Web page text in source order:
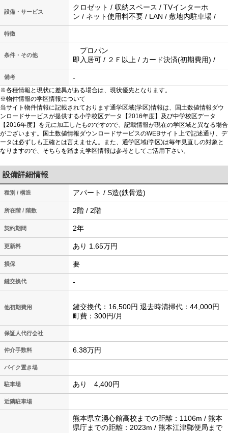
設備・サービス
クロゼット / 収納スペース / TVインターホ
ン / ネット使用料不要 / LAN / 敷地内駐車場 /
特徴
条件・その他
プロパン
即入居可 / ２Ｆ以上 / カード決済(初期費用) /
備考 -
※各種情報と現状に差異がある場合は、現状優先となります。
※物件情報の学区情報について
当サイト物件情報に記載されております通学区域(学区)情報は、国土数値情報ダウ
ンロードサービスが提供する小学校区データ【2016年度】及び中学校区データ
【2016年度】を元に加工したものですので、記載情報が現在の学区域と異なる場合
がございます。国土数値情報ダウンロードサービスのWEBサイト上で記述通り、デ
ータは必ずしも正確とは言えません。また、通学区域(学区)は毎年見直しの対象と
なりますので、そちらを踏まえ学区情報は参考としてご活用下さい。
設備詳細情報
種別 / 構造 アパート / S造(鉄骨造)
所在階 / 階数 2階 / 2階
契約期間 2年
更新料 あり 1.65万円
損保 要
鍵交換代 -
他初期費用
鍵交換代：16,500円 退去時清掃代：44,000円
町費：300円/月
保証人代行会社
仲介手数料 6.38万円
バイク置き場
駐車場 あり 4,400円
近隣駐車場
熊本県立湧心館高校までの距離：1106m / 熊本
県庁までの距離：2023m / 熊本江津郵便局まで